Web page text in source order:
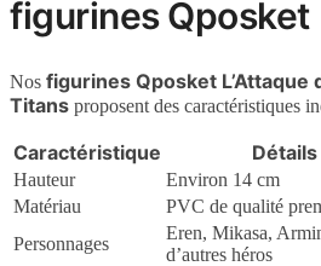
figurines Qposket
Nos figurines Qposket L’Attaque
Titans proposent des caractéristiques
Caractéristique Détails
Hauteur
Environ 14 cm
Matériau
PVC de qualité
Personnages
Eren, Mikasa,
d’autres héros